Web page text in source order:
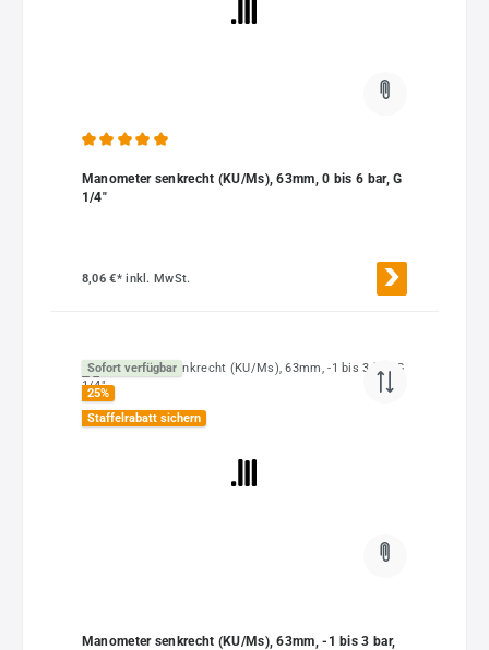
Manometer senkrecht (KU/Ms), 63mm, 0 bis 6 bar, G
1/4"
8,06 €*inkl. MwSt.
Sofort verfügbar
25%
Staffelrabatt sichern
Manometer senkrecht (KU/Ms), 63mm, -1 bis 3 bar,